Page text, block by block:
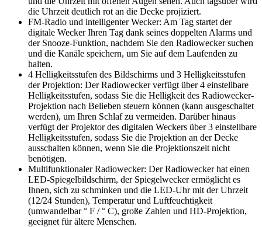
die Uhrzeit deutlich rot an die Decke projiziert.
FM-Radio und intelligenter Wecker: Am Tag startet der
digitale Wecker Ihren Tag dank seines doppelten Alarms und
der Snooze-Funktion, nachdem Sie den Radiowecker suchen
und die Kanäle speichern, um Sie auf dem Laufenden zu
halten.
4 Helligkeitsstufen des Bildschirms und 3 Helligkeitsstufen
der Projektion: Der Radiowecker verfügt über 4 einstellbare
Helligkeitsstufen, sodass Sie die Helligkeit des Radiowecker-
Projektion nach Belieben steuern können (kann ausgeschaltet
werden), um Ihren Schlaf zu vermeiden. Darüber hinaus
verfügt der Projektor des digitalen Weckers über 3 einstellbare
Helligkeitsstufen, sodass Sie die Projektion an der Decke
ausschalten können, wenn Sie die Projektionszeit nicht
benötigen.
Multifunktionaler Radiowecker: Der Radiowecker hat einen
LED-Spiegelbildschirm, der Spiegelwecker ermöglicht es
Ihnen, sich zu schminken und die LED-Uhr mit der Uhrzeit
(12/24 Stunden), Temperatur und Luftfeuchtigkeit
(umwandelbar ° F / ° C), große Zahlen und HD-Projektion,
geeignet für ältere Menschen.